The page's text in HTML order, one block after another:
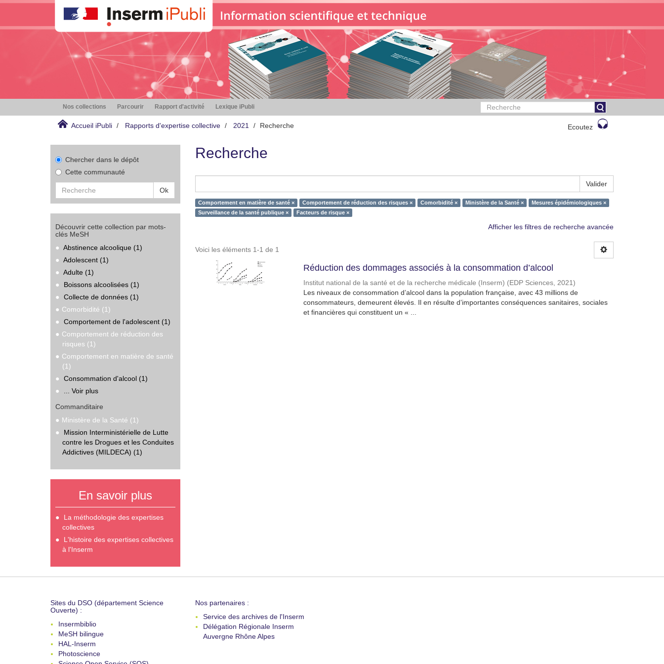
Nos collections Parcourir Rapport d'activité Lexique iPubli
Accueil iPubli Rapports d'expertise collective 2021 Recherche Ecoutez
Chercher dans le dépôt
Cette communauté
Ok
Découvrir cette collection par mots-
clés MeSH
Abstinence alcoolique (1)
Adolescent (1)
Adulte (1)
Boissons alcoolisées (1)
Collecte de données (1)
Comorbidité (1)
Comportement de l'adolescent (1)
Comportement de réduction des
risques (1)
Comportement en matière de santé
(1)
Consommation d'alcool (1)
... Voir plus
Commanditaire
Ministère de la Santé (1)
Mission Interministérielle de Lutte
contre les Drogues et les Conduites
Addictives (MILDECA) (1)
En savoir plus
La méthodologie des expertises
collectives
L'histoire des expertises collectives
à l'Inserm
Recherche
Valider
Comportement en matière de santé × Comportement de réduction des risques × Comorbidité × Ministère de la Santé ×
Mesures épidémiologiques ×
Surveillance de la santé publique ×
Facteurs de risque ×
Afficher les filtres de recherche avancée
Voici les éléments 1-1 de 1
Réduction des dommages associés à la consommation d’alcool
Institut national de la santé et de la recherche médicale (Inserm) (EDP Sciences, 2021)
Les niveaux de consommation d’alcool dans la population française, avec 43 millions de
consommateurs, demeurent élevés. Il en résulte d’importantes conséquences sanitaires, sociales
et financières qui constituent un « ...
Sites du DSO (département Science
Ouverte) :
Insermbiblio
MeSH bilingue
HAL-Inserm
Photoscience
Nos partenaires :
Service des archives de l'Inserm
Délégation Régionale Inserm
Auvergne Rhône Alpes